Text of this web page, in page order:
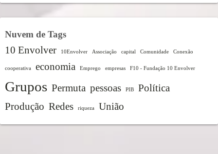
Nuvem de Tags
10 Envolver 10Envolver Associação capital Comunidade Conexão
cooperativa economia Emprego empresas F10 - Fundação 10 Envolver
Grupos Permuta pessoas PIB
Política
Produção Redes riqueza União